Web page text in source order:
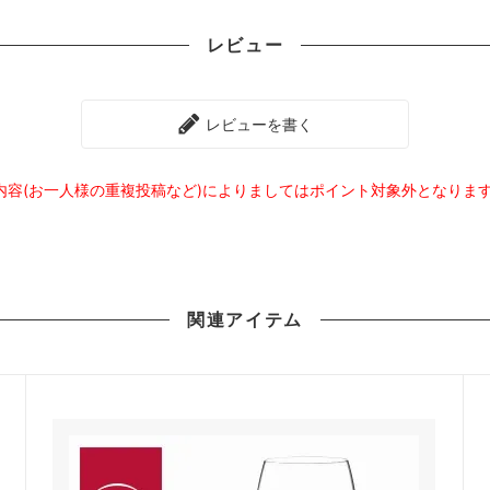
レビュー
レビューを書く
容(お一人様の重複投稿など)によりましてはポイント対象外となりま
関連アイテム